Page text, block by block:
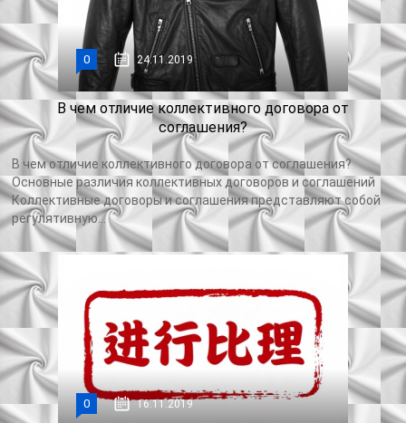
0 24.11.2019
В чем отличие коллективного договора от
соглашения?
В чем отличие коллективного договора от соглашения?
Основные различия коллективных договоров и соглашений
Коллективные договоры и соглашения представляют собой
регулятивную...
0 16.11.2019